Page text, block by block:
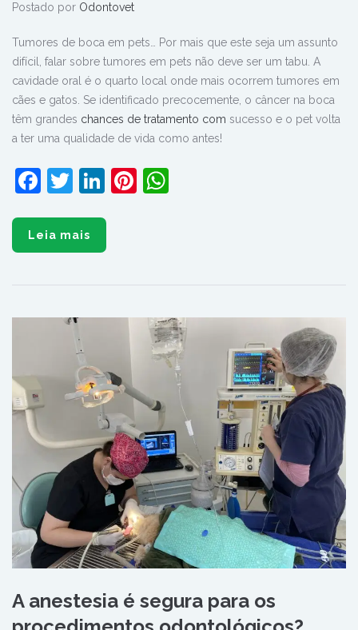
Postado por Odontovet
Tumores de boca em pets… Por mais que este seja um assunto
difícil, falar sobre tumores em pets não deve ser um tabu. A
cavidade oral é o quarto local onde mais ocorrem tumores em
cães e gatos. Se identificado precocemente, o câncer na boca
têm grandes chances de tratamento com sucesso e o pet volta
a ter uma qualidade de vida como antes!
Facebook
Twitter
LinkedIn
Pinterest
Leia mais
A anestesia é segura para os